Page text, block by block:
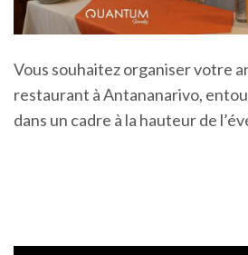
Vous souhaitez organiser votre
restaurant à Antananarivo,
dans un cadre à la hauteur de